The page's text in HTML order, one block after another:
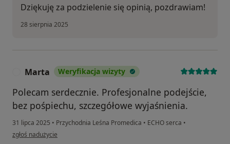
Dziękuję za podzielenie się opinią, pozdrawiam!
28 sierpnia 2025
Marta Weryfikacja wizyty
Polecam serdecznie. Profesjonalne podejście,
bez pośpiechu, szczegółowe wyjaśnienia.
31 lipca 2025 • Przychodnia Leśna Promedica • ECHO serca •
w opinii użytkownika Marta
zgłoś nadużycie